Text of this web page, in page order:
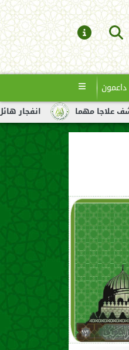
داعمون
انفجار هائل لناقلة نفط